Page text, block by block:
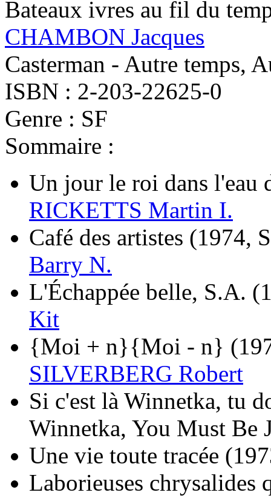
Bateaux ivres au fil du
CHAMBON Jacques
Casterman - Autre temps,
ISBN : 2-203-22625-0
Genre : SF
Sommaire :
Un jour le roi dans l'eau
RICKETTS Martin I.
Café des artistes (1974,
Barry N.
L'Échappée belle, S.A.
Kit
{Moi + n}{Moi - n}
SILVERBERG Robert
Si c'est là Winnetka, tu
Winnetka, You Must Be
Une vie toute tracée
Laborieuses chrysalides